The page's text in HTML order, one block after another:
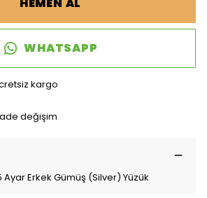
WHATSAPP
kargo
değişim
Erkek Gümüş (Silver) Yüzük